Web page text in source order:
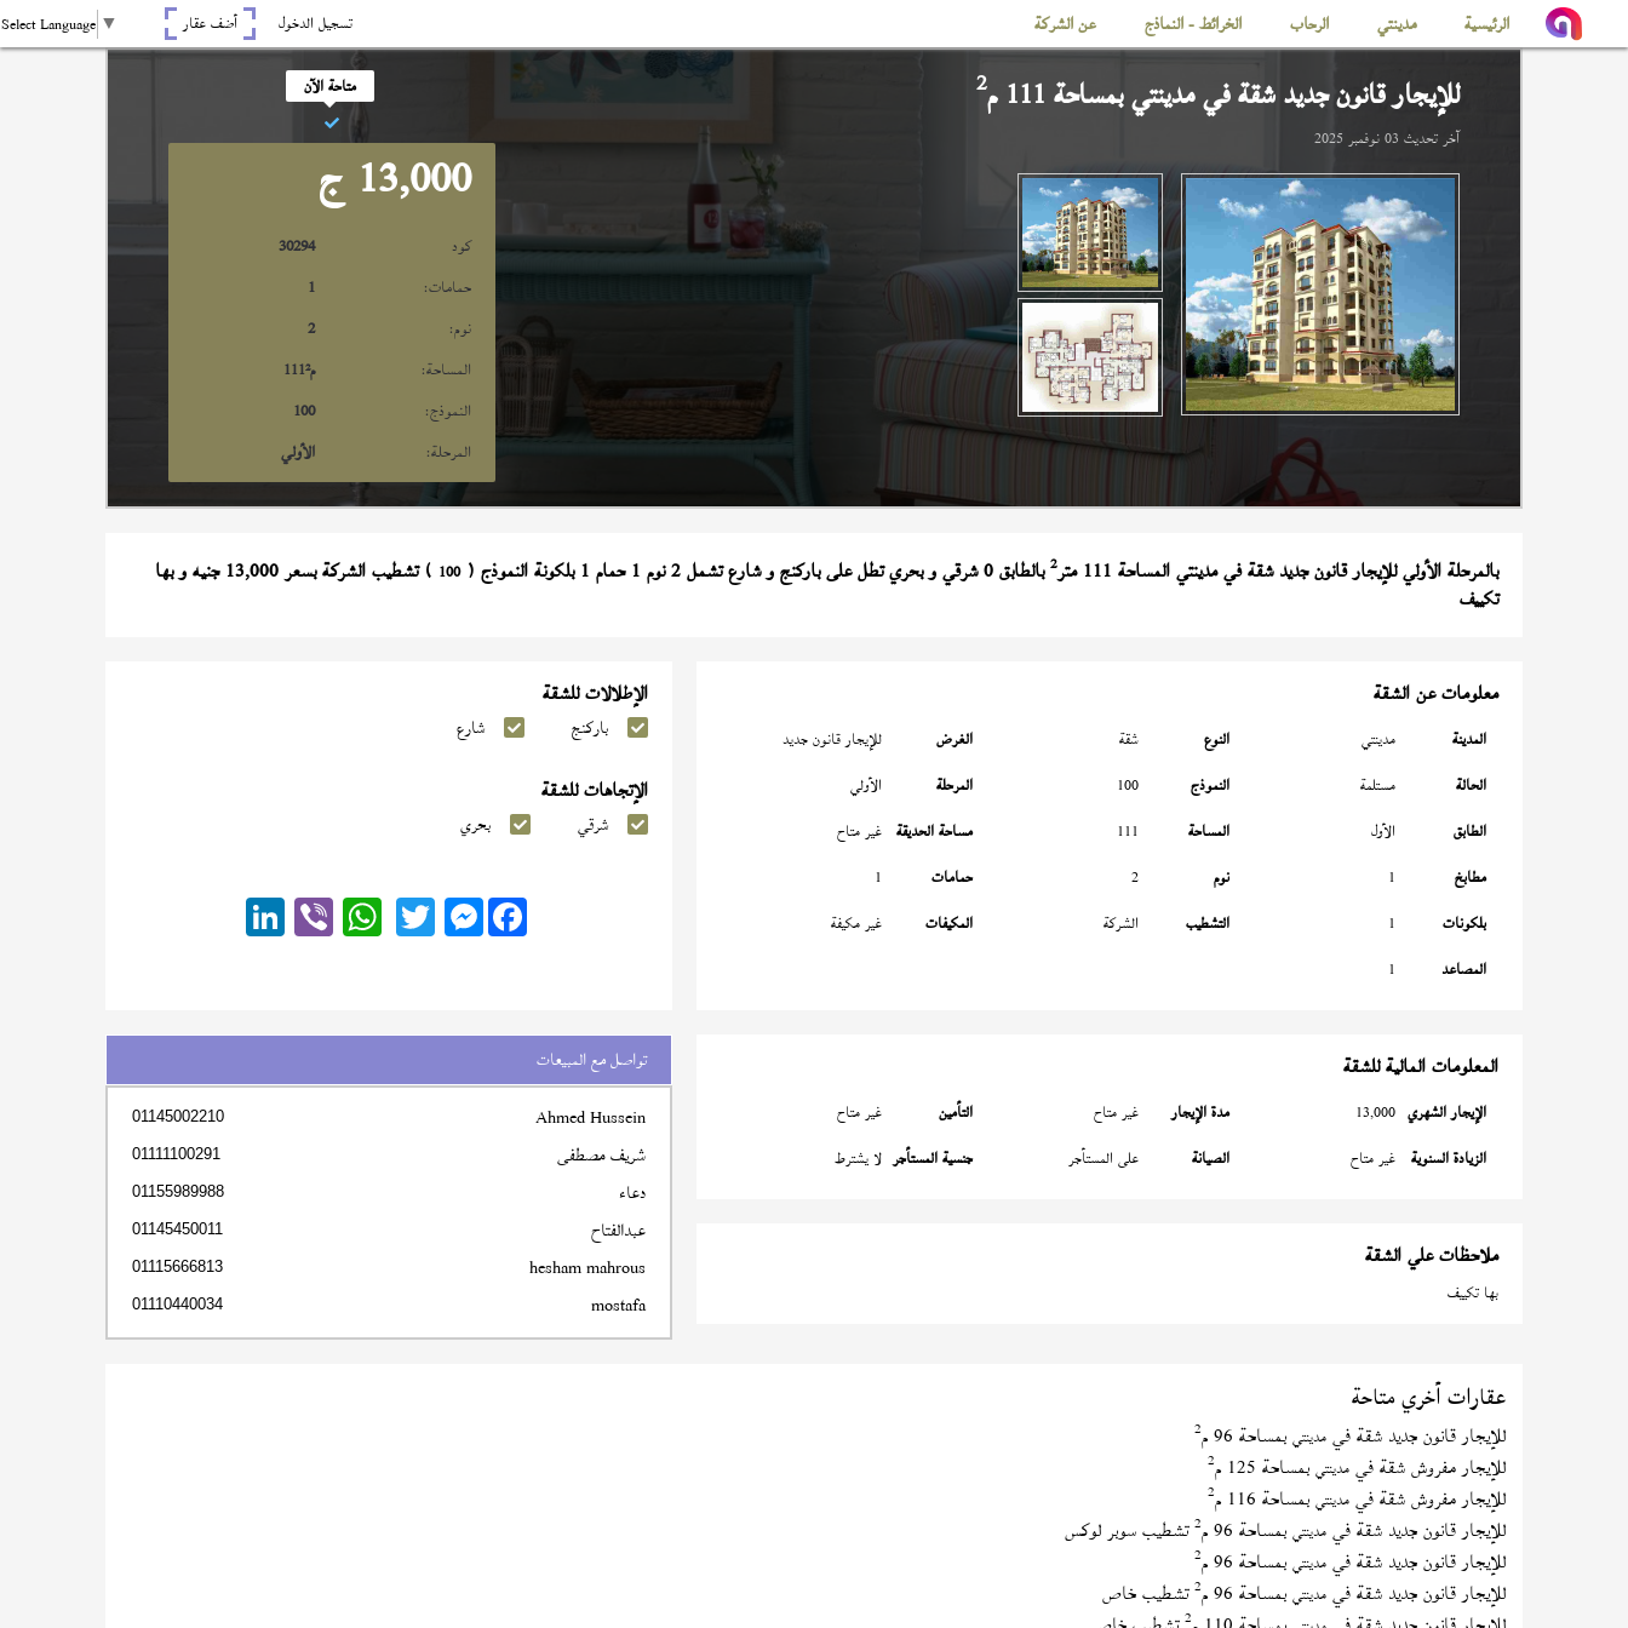
الرئيسية مدينتي الرحاب الخرائط - النماذج عن الشركة تسجيل الدخول أضف عقار Select Language ▼
للإيجار قانون جديد شقة فيمدينتيبمساحة 111 م 2
آخر تحديث 03 نوفمبر 2025
متاحة الآن
13,000 ج
كود
30294
حمامات:
1
نوم:
2
المساحة:
111 م²
النموذج:
100
المرحلة:
الأولي
بالمرحلة الأولي للإيجار قانون جديد شقة في مدينتي المساحة 111 متر 2بالطابق 0 شرقي و بحري تطل على باركنج و شارع تشمل 2 نوم 1 حمام 1 بلكونة النموذج ( 100 ) تشطيب الشركة بسعر 13,000 جنيه و بها
تكييف
معلومات عن الشقة
المدينة مدينتي النوع شقة الغرض
للإيجار قانون جديد
الحالة
مستلمة النموذج 100 المرحلة
الأولي
الطابق
الأول المساحة 111 مساحة الحديقة غير متاح
مطابخ
1 نوم 2 حمامات
1
بلكونات
1 التشطيب الشركة المكيفات
غير مكيفة
المصاعد
1
الإطلالات للشقة
باركنج شارع
الإتجاهات للشقة
شرقي بحري
Messenger
المعلومات المالية للشقة
الإيجار الشهري 13,000 مدة الإيجار غير متاح التأمين
غير متاح
الزيادة السنوية غير متاح الصيانة على المستأجر جنسية المستأجر لا يشترط
ملاحظات علي الشقة
بها تكييف
تواصل مع المبيعات
Ahmed Hussein
01145002210
شريف مصطفى 01111100291
دعاء 01155989988
عبدالفتاح 01145450011
hesham mahrous
01115666813
mostafa
01110440034
عقارات أخري متاحة
للإيجار قانون جديد شقة في مدينتي بمساحة 96 م 2
للإيجار مفروش شقة في مدينتي بمساحة 125 م 2
للإيجار مفروش شقة في مدينتي بمساحة 116 م 2
للإيجار قانون جديد شقة في مدينتي بمساحة 96 م 2تشطيب سوبر لوكس
للإيجار قانون جديد شقة في مدينتي بمساحة 96 م 2
للإيجار قانون جديد شقة في مدينتي بمساحة 96 م 2تشطيب خاص
2